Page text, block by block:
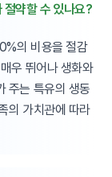
절약할 수 있나요?
의 비용을 절감
우 뛰어나 생화와
주는 특유의 생동
의 가치관에 따라